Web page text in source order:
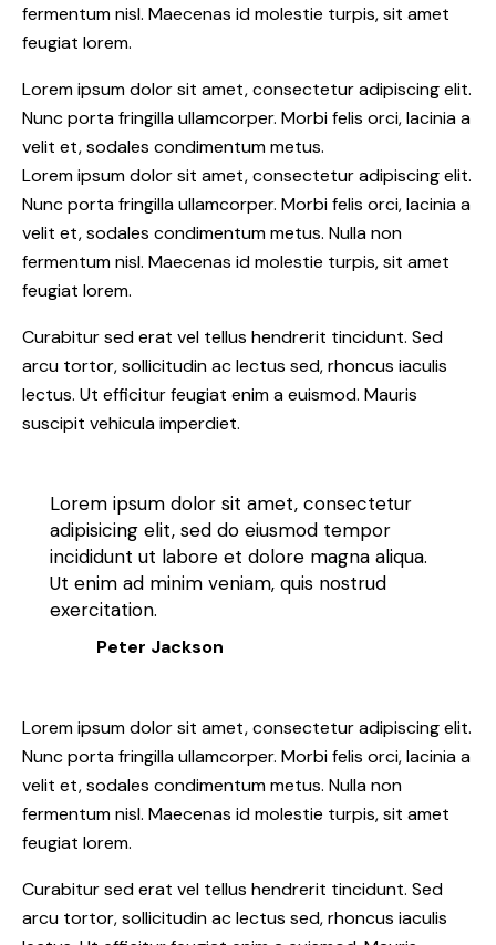
fermentum nisl. Maecenas id molestie turpis, sit amet
feugiat lorem.
Lorem ipsum dolor sit amet, consectetur adipiscing elit.
Nunc porta fringilla ullamcorper. Morbi felis orci, lacinia a
velit et, sodales condimentum metus.
Lorem ipsum dolor sit amet, consectetur adipiscing elit.
Nunc porta fringilla ullamcorper. Morbi felis orci, lacinia a
velit et, sodales condimentum metus. Nulla non
fermentum nisl. Maecenas id molestie turpis, sit amet
feugiat lorem.
Curabitur sed erat vel tellus hendrerit tincidunt. Sed
arcu tortor, sollicitudin ac lectus sed, rhoncus iaculis
lectus. Ut efficitur feugiat enim a euismod. Mauris
suscipit vehicula imperdiet.
Lorem ipsum dolor sit amet, consectetur
adipisicing elit, sed do eiusmod tempor
incididunt ut labore et dolore magna aliqua.
Ut enim ad minim veniam, quis nostrud
exercitation.
Peter Jackson
Lorem ipsum dolor sit amet, consectetur adipiscing elit.
Nunc porta fringilla ullamcorper. Morbi felis orci, lacinia a
velit et, sodales condimentum metus. Nulla non
fermentum nisl. Maecenas id molestie turpis, sit amet
feugiat lorem.
Curabitur sed erat vel tellus hendrerit tincidunt. Sed
arcu tortor, sollicitudin ac lectus sed, rhoncus iaculis